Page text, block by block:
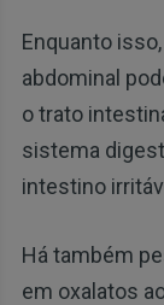
Enquanto
abdominal
o trato
sistema
intestino
Há também
em oxalatos